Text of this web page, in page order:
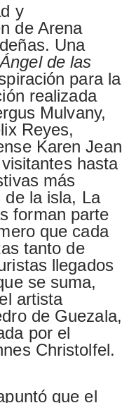
y
de Arena
Una
Ángel de las
para la
realizada
Mulvany,
Reyes,
Karen Jean
hasta
más
de la isla, La
forman parte
que cada
tanto de
llegados
se suma,
artista
de Guezala,
por el
Christolfel.
que el